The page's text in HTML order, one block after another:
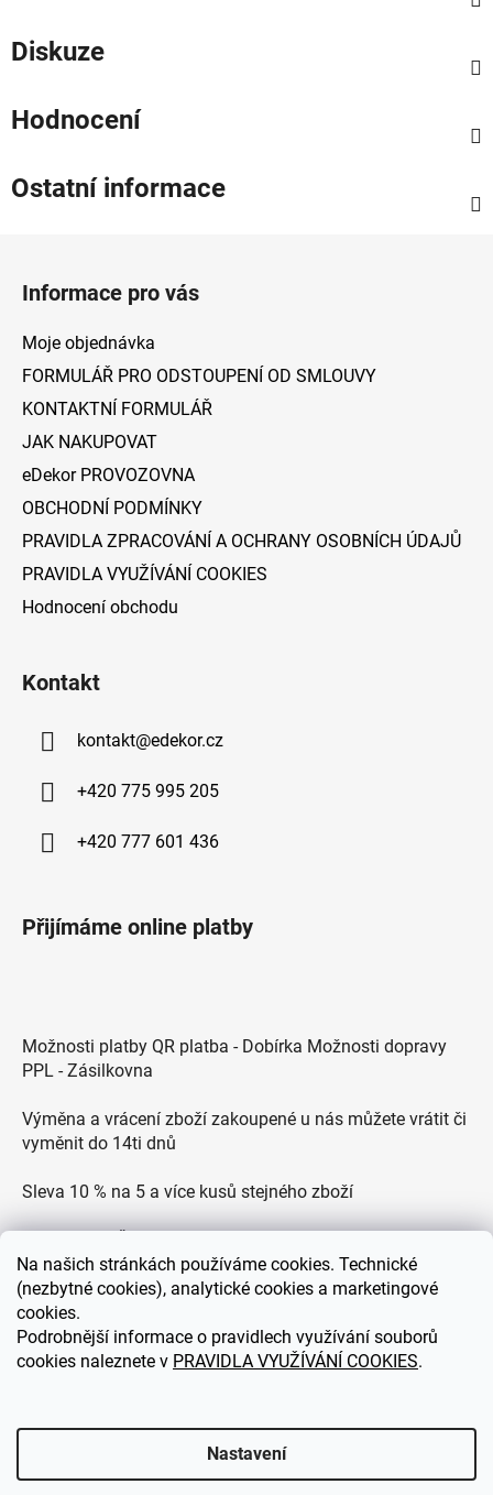
Na našich stránkách používáme cookies. Technické
(nezbytné cookies), analytické cookies a marketingové
cookies.
Podrobnější informace o pravidlech využívání souborů
cookies naleznete v PRAVIDLA VYUŽÍVÁNÍ COOKIES.
Nastavení
Diskuze
Hodnocení
Ostatní informace
Informace pro vás
Moje objednávka
FORMULÁŘ PRO ODSTOUPENÍ OD SMLOUVY
KONTAKTNÍ FORMULÁŘ
JAK NAKUPOVAT
eDekor PROVOZOVNA
OBCHODNÍ PODMÍNKY
PRAVIDLA ZPRACOVÁNÍ A OCHRANY OSOBNÍCH ÚDAJŮ
PRAVIDLA VYUŽÍVÁNÍ COOKIES
Hodnocení obchodu
Kontakt
kontakt@edekor.cz
+420 775 995 205
+420 777 601 436
Přijímáme online platby
Možnosti platby QR platba - Dobírka Možnosti dopravy
PPL - Zásilkovna
Výměna a vrácení zboží zakoupené u nás můžete vrátit či
vyměnit do 14ti dnů
Sleva 10 % na 5 a více kusů stejného zboží
Zákaznická podpora každý všední den od 9.00 do 18.00
hodin
eDEKOR.cz